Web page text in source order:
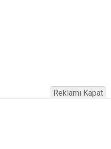
Reklamı Kapat